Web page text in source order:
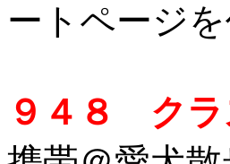
ートページ
９４８ クラ